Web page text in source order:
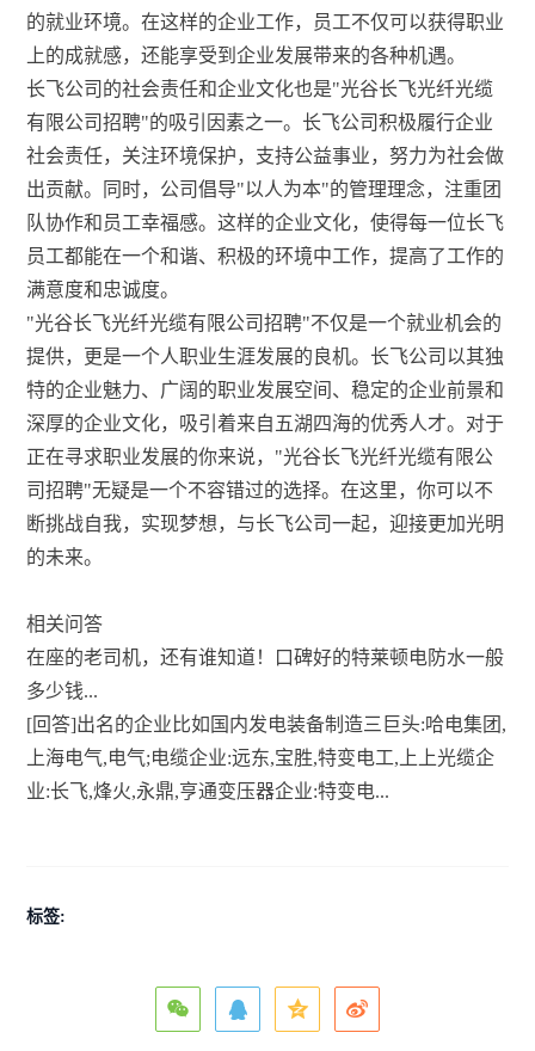
的就业环境。在这样的企业工作，员工不仅可以获得职业
上的成就感，还能享受到企业发展带来的各种机遇。
长飞公司的社会责任和企业文化也是"光谷长飞光纤光缆
有限公司招聘"的吸引因素之一。长飞公司积极履行企业
社会责任，关注环境保护，支持公益事业，努力为社会做
出贡献。同时，公司倡导"以人为本"的管理理念，注重团
队协作和员工幸福感。这样的企业文化，使得每一位长飞
员工都能在一个和谐、积极的环境中工作，提高了工作的
满意度和忠诚度。
"光谷长飞光纤光缆有限公司招聘"不仅是一个就业机会的
提供，更是一个人职业生涯发展的良机。长飞公司以其独
特的企业魅力、广阔的职业发展空间、稳定的企业前景和
深厚的企业文化，吸引着来自五湖四海的优秀人才。对于
正在寻求职业发展的你来说，"光谷长飞光纤光缆有限公
司招聘"无疑是一个不容错过的选择。在这里，你可以不
断挑战自我，实现梦想，与长飞公司一起，迎接更加光明
的未来。
相关问答
在座的老司机，还有谁知道！口碑好的特莱顿电防水一般
多少钱...
[回答]出名的企业比如国内发电装备制造三巨头:哈电集团,
上海电气,电气;电缆企业:远东,宝胜,特变电工,上上光缆企
业:长飞,烽火,永鼎,亨通变压器企业:特变电...
标签: